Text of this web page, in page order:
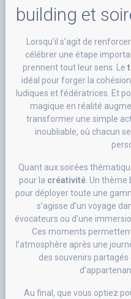
building et
Lorsqu’il s’agit de
célébrer une étape
prennent tout leur sens. Le
idéal pour forger la
ludiques et fédératrices. Et
magique en réalité
transformer une simple
inoubliable, où chacun
Quant aux soirées
pour la créativité. Un thème
pour déployer toute une
s’agisse d’un voyage
évocateurs ou d’une
Ces moments
l’atmosphère après une
des souvenirs
Au final, que vous optiez